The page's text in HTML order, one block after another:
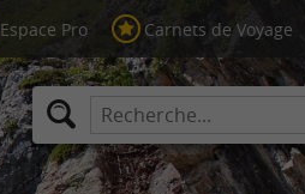
Espace Pro Carnets de Voyage